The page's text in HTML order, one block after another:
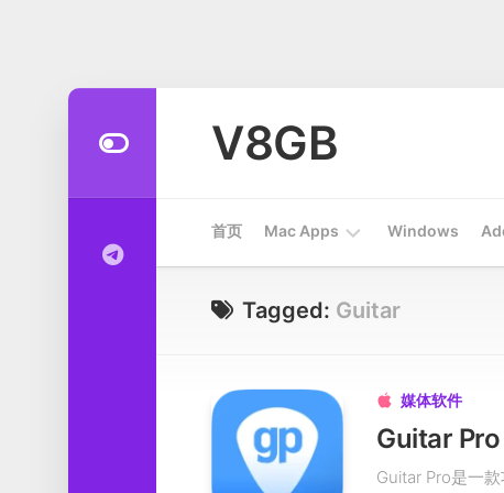
V8GB
首页 Mac Apps
Apps
工
具
系
统
Windows
Tagged: Guitar
 媒体软件
Guitar Pro是一